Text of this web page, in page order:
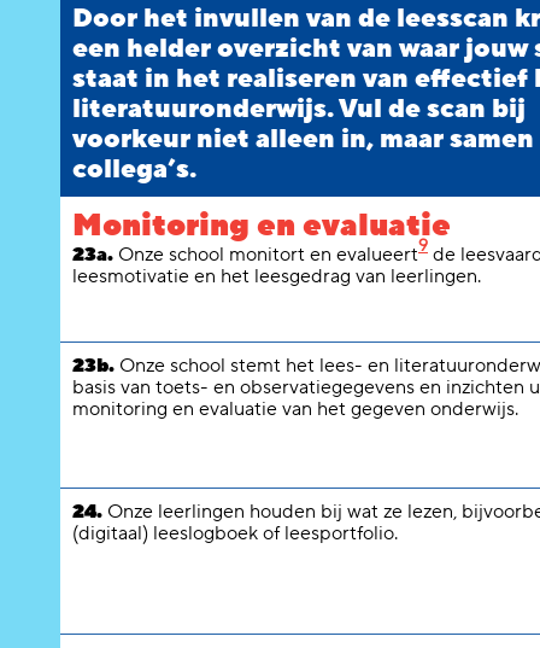
Door het invullen van de leesscan
een helder overzicht van waar jouw
staat in het realiseren van effectief
literatuuronderwijs. Vul de scan bij
voorkeur niet alleen in, maar
collega’s.
Monitoring en evaluatie
23a. Onze school monitort en evalueert9 de
leesmotivatie en het leesgedrag van leerlingen.
23b. Onze school stemt het lees- en
basis van toets- en observatiegegevens en inzichten
monitoring en evaluatie van het gegeven onderwijs.
24. Onze leerlingen houden bij wat ze lezen,
(digitaal) leeslogboek of leesportfolio.